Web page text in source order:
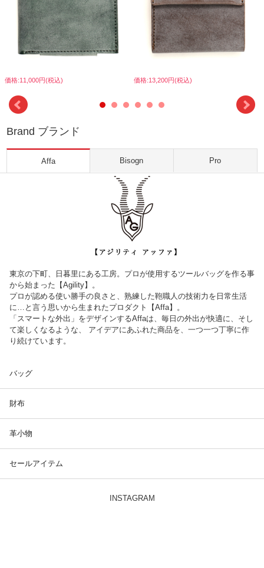
価格:11,000円(税込) 価格:13,200円(税込)
Brand ブランド
Affa Bisogn Pro
東京の下町、日暮里にある工房。プロが使用するツールバッグを作る事
から始まった【Agility】。
プロが認める使い勝手の良さと、熟練した鞄職人の技術力を日常生活
に…と言う思いから生まれたプロダクト【Affa】。
「スマートな外出」をデザインするAffaは、毎日の外出が快適に、そし
て楽しくなるような、 アイデアにあふれた商品を、一つ一つ丁寧に作
り続けています。
バッグ
財布
革小物
セールアイテム
INSTAGRAM